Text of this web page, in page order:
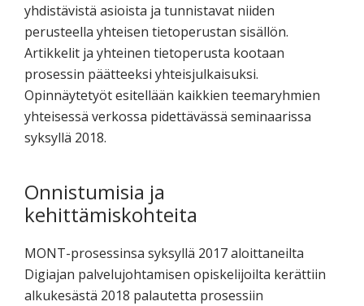
yhdistävistä asioista ja tunnistavat niiden
perusteella yhteisen tietoperustan sisällön.
Artikkelit ja yhteinen tietoperusta kootaan
prosessin päätteeksi yhteisjulkaisuksi.
Opinnäytetyöt esitellään kaikkien teemaryhmien
yhteisessä verkossa pidettävässä seminaarissa
syksyllä 2018.
Onnistumisia ja
kehittämiskohteita
MONT-prosessinsa syksyllä 2017 aloittaneilta
Digiajan palvelujohtamisen opiskelijoilta kerättiin
alkukesästä 2018 palautetta prosessiin